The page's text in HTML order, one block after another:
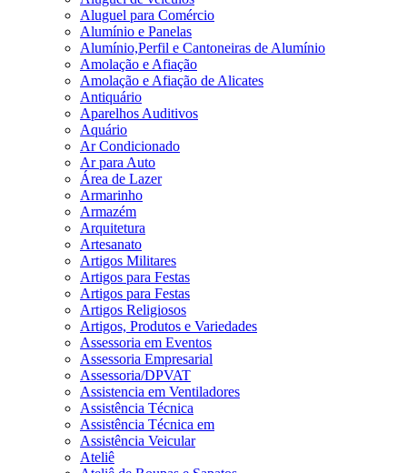
Aluguel para Comércio
Alumínio e Panelas
Alumínio,Perfil e Cantoneiras de Alumínio
Amolação e Afiação
Amolação e Afiação de Alicates
Antiquário
Aparelhos Auditivos
Aquário
Ar Condicionado
Ar para Auto
Área de Lazer
Armarinho
Armazém
Arquitetura
Artesanato
Artigos Militares
Artigos para Festas
Artigos para Festas
Artigos Religiosos
Artigos, Produtos e Variedades
Assessoria em Eventos
Assessoria Empresarial
Assessoria/DPVAT
Assistencia em Ventiladores
Assistência Técnica
Assistência Técnica em
Assistência Veicular
Ateliê